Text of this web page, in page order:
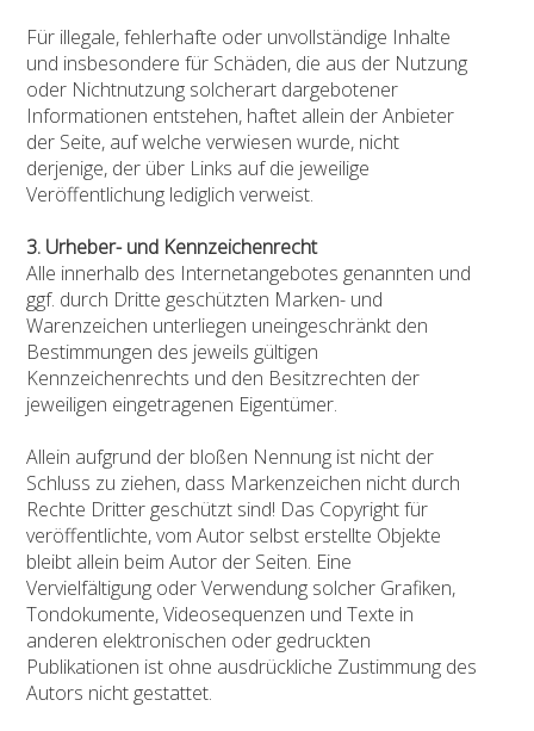
Für illegale, fehlerhafte oder unvollständige Inhalte
und insbesondere für Schäden, die aus der Nutzung
oder Nichtnutzung solcherart dargebotener
Informationen entstehen, haftet allein der Anbieter
der Seite, auf welche verwiesen wurde, nicht
derjenige, der über Links auf die jeweilige
Veröffentlichung lediglich verweist.
3. Urheber- und Kennzeichenrecht
Alle innerhalb des Internetangebotes genannten und
ggf. durch Dritte geschützten Marken- und
Warenzeichen unterliegen uneingeschränkt den
Bestimmungen des jeweils gültigen
Kennzeichenrechts und den Besitzrechten der
jeweiligen eingetragenen Eigentümer.
Allein aufgrund der bloßen Nennung ist nicht der
Schluss zu ziehen, dass Markenzeichen nicht durch
Rechte Dritter geschützt sind! Das Copyright für
veröffentlichte, vom Autor selbst erstellte Objekte
bleibt allein beim Autor der Seiten. Eine
Vervielfältigung oder Verwendung solcher Grafiken,
Tondokumente, Videosequenzen und Texte in
anderen elektronischen oder gedruckten
Publikationen ist ohne ausdrückliche Zustimmung des
Autors nicht gestattet.